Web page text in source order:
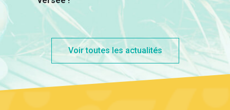
Voir toutes les actualités